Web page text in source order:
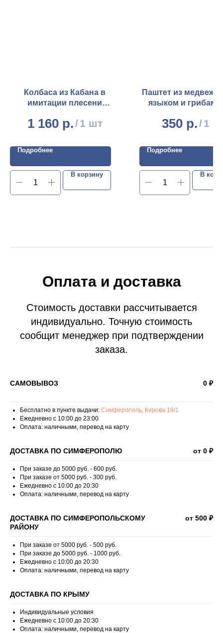
Колбаса из Кабана в
имитации плесени
1 160 р./1 шт
Подробнее
В корзину
Паштет из
языком и грибами
350 р./1
Подробнее
В
Оплата и доставка
Стоимость доставки рассчитывается
индивидуально. Точную стоимость
сообщит менеджер при подтверждении
заказа.
САМОВЫВОЗ 0 ₽
Бесплатно в пункте выдачи: Симферополь, Кирова 19/1
Ежедневно с 10:00 до 23:00
Оплата: наличными, перевод на карту
ДОСТАВКА ПО СИМФЕРОПОЛЮ от 0 ₽
При заказе до 5000 руб. - 600 руб.
При заказе от 5000 руб. - 300 руб.
Ежедневно с 10:00 до 20:30
Оплата: наличными, перевод на карту
ДОСТАВКА ПО СИМФЕРОПОЛЬСКОМУ
РАЙОНУ
от 500 ₽
При заказе от 5000 руб. - 500 руб.
При заказе до 5000 руб. - 1000 руб.
Ежедневно с 10:00 до 20:30
Оплата: наличными, перевод на карту
ДОСТАВКА ПО КРЫМУ
Индивидуальные условия
Ежедневно с 10:00 до 20:30
Оплата: наличными, перевод на карту